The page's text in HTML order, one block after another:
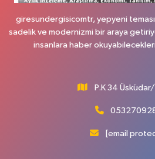
giresundergisicomtr, yepyeni
sadelik ve modernizmi bir araya
insanlara haber
P.K 34
[email